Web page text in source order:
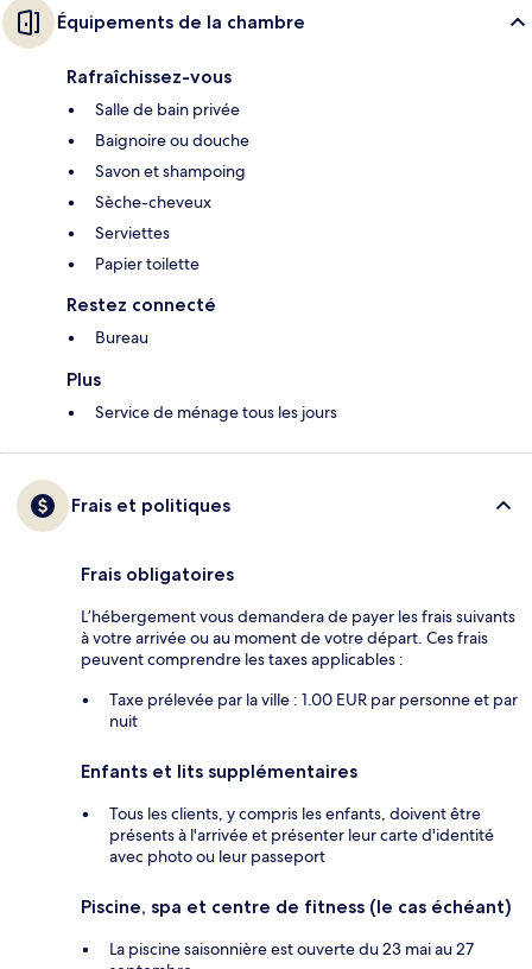
Équipements de la chambre
Rafraîchissez-vous
Salle de bain privée
Baignoire ou douche
Savon et shampoing
Sèche-cheveux
Serviettes
Papier toilette
Restez connecté
Bureau
Plus
Service de ménage tous les jours
Frais et politiques
Frais obligatoires
L’hébergement vous demandera de payer les frais suivants
à votre arrivée ou au moment de votre départ. Ces frais
peuvent comprendre les taxes applicables :
Taxe prélevée par la ville : 1.00 EUR par personne et par
nuit
Enfants et lits supplémentaires
Tous les clients, y compris les enfants, doivent être
présents à l'arrivée et présenter leur carte d'identité
avec photo ou leur passeport
Piscine, spa et centre de fitness (le cas échéant)
La piscine saisonnière est ouverte du 23 mai au 27